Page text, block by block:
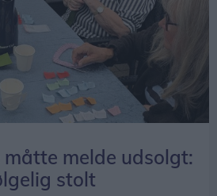
melde udsolgt:
stolt